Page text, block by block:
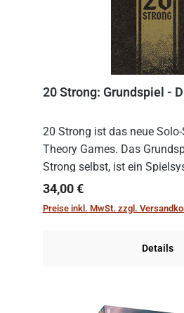
20 Strong: Grundspiel -
20 Strong ist das neue
Theory Games. Das
Strong selbst, ist ein
einfachen Regeln. Um es zu
immer mit einem
Regulärer Preis:
34,00 €
Preise inkl. MwSt. zzgl.
Details